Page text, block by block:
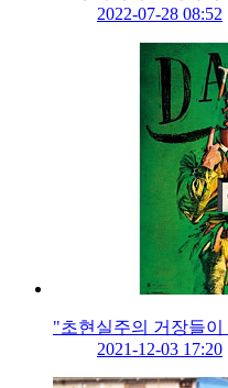
2022-07-28 08:52
"초현실주의 거장들
2021-12-03 17:20